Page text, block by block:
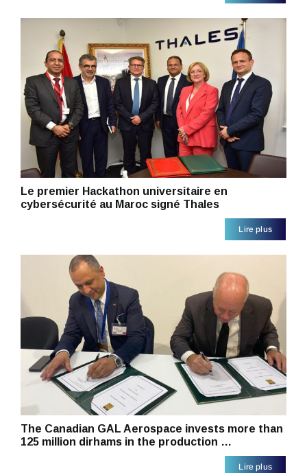
Le premier Hackathon universitaire en
cybersécurité au Maroc signé Thales
Lire plus
The Canadian GAL Aerospace invests more than
125 million dirhams in the production …
Lire plus